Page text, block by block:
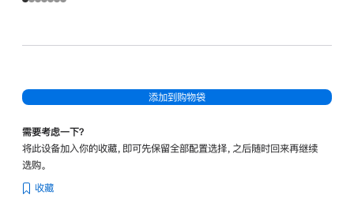
添加到购物袋
需要考虑一下？
将此设备加入你的收藏，即可先保留全部配置选择，之后随时回来再继续
选购。
收藏